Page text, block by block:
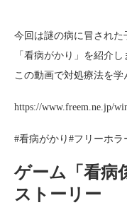
今回は謎の病に冒された
「看病がかり」を紹介し
この動画で対処療法を学
https://www.freem.ne.jp/
#看病がかり#フリーホ
ゲーム「看病
ストーリー